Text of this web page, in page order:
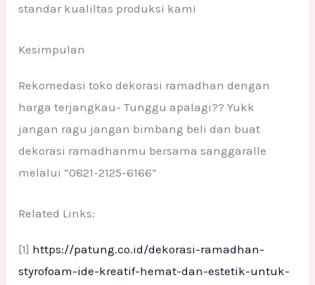
standar kualiltas produksi kami
Kesimpulan
Rekomedasi toko dekorasi ramadhan dengan
harga terjangkau- Tunggu apalagi?? Yukk
jangan ragu jangan bimbang beli dan buat
dekorasi ramadhanmu bersama sanggaralle
melalui “0821-2125-6166”
Related Links:
[1] https://patung.co.id/dekorasi-ramadhan-
styrofoam-ide-kreatif-hemat-dan-estetik-untuk-